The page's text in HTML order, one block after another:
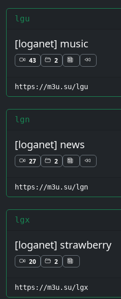
lgu
[loganet] music
43 2
https://m3u.su/lgu
lgn
[loganet] news
27 2
https://m3u.su/lgn
lgx
[loganet] strawberry
20 2
https://m3u.su/lgx